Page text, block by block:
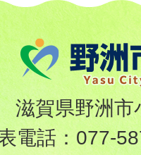
賀県野洲市
電話： 077-